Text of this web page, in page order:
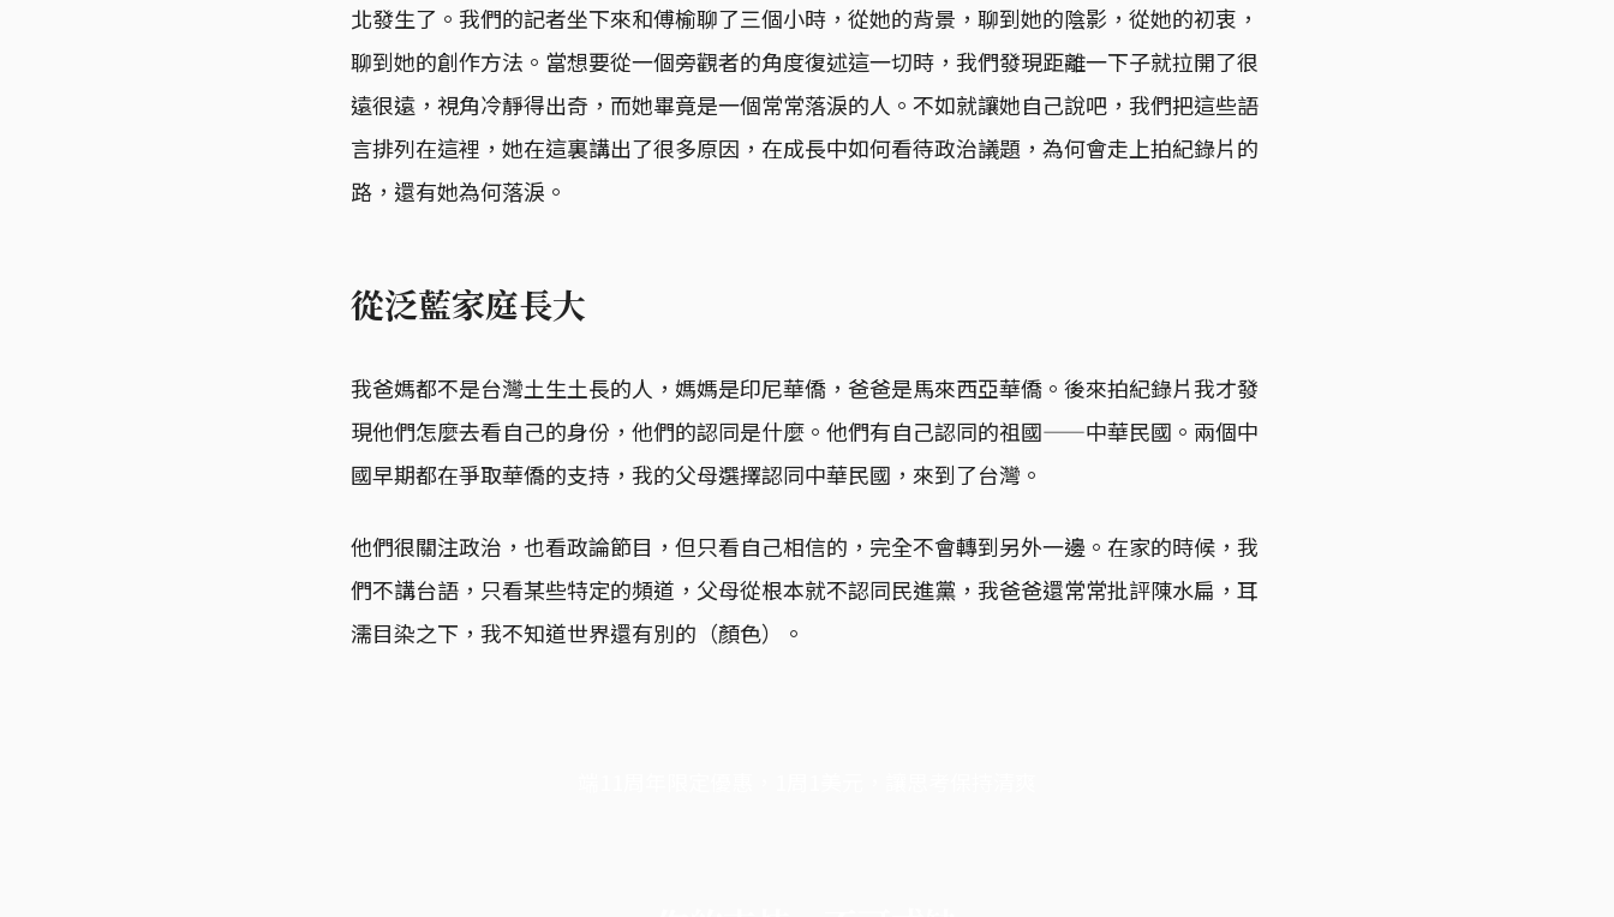
北發生了。我們的記者坐下來和傅榆聊了三個小時，從她的背景，聊到她的陰影，從她的初衷，
聊到她的創作方法。當想要從一個旁觀者的角度復述這一切時，我們發現距離一下子就拉開了很
遠很遠，視角冷靜得出奇，而她畢竟是一個常常落淚的人。不如就讓她自己說吧，我們把這些語
言排列在這裡，她在這裏講出了很多原因，在成長中如何看待政治議題，為何會走上拍紀錄片的
路，還有她為何落淚。
從泛藍家庭長大
我爸媽都不是台灣土生土長的人，媽媽是印尼華僑，爸爸是馬來西亞華僑。後來拍紀錄片我才發
現他們怎麼去看自己的身份，他們的認同是什麼。他們有自己認同的祖國——中華民國。兩個中
國早期都在爭取華僑的支持，我的父母選擇認同中華民國，來到了台灣。
他們很關注政治，也看政論節目，但只看自己相信的，完全不會轉到另外一邊。在家的時候，我
們不講台語，只看某些特定的頻道，父母從根本就不認同民進黨，我爸爸還常常批評陳水扁，耳
濡目染之下，我不知道世界還有別的（顏色）。